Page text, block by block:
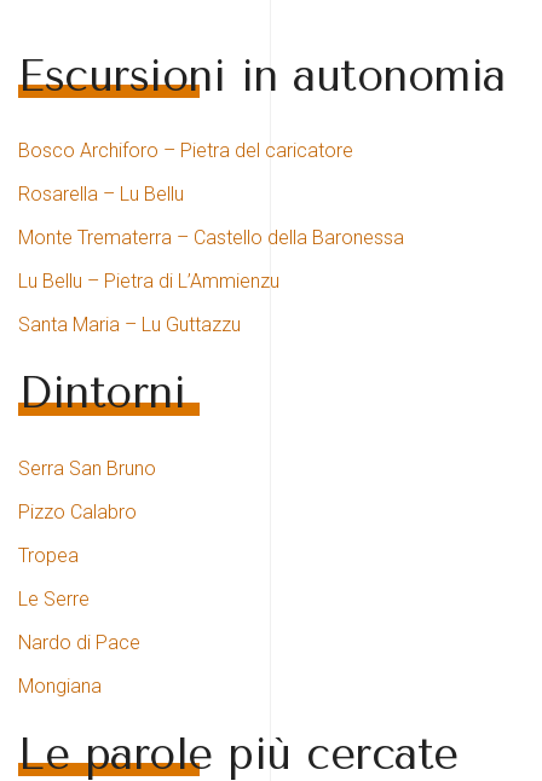
Escursioni in autonomia
Bosco Archiforo – Pietra del caricatore
Rosarella – Lu Bellu
Monte Trematerra – Castello della Baronessa
Lu Bellu – Pietra di L’Ammienzu
Santa Maria – Lu Guttazzu
Dintorni
Serra San Bruno
Pizzo Calabro
Tropea
Le Serre
Nardo di Pace
Mongiana
Le parole più cercate